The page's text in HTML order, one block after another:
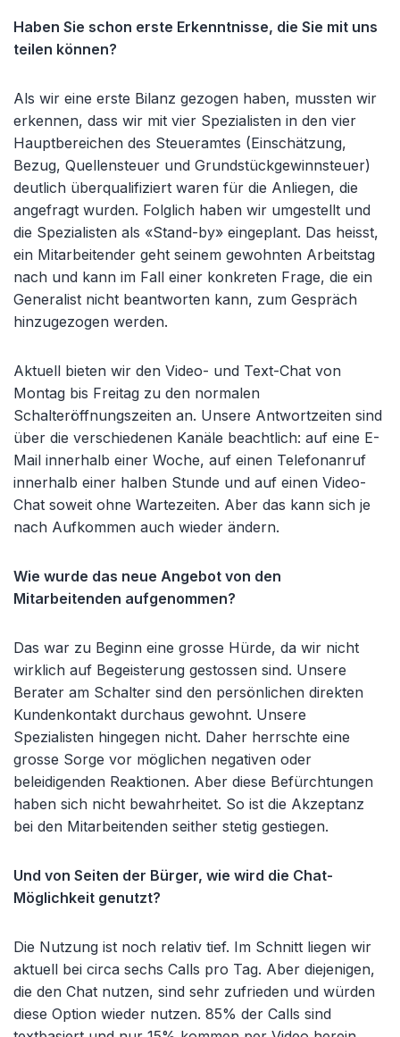
Haben Sie schon erste Erkenntnisse, die Sie mit uns
teilen können?
Als wir eine erste Bilanz gezogen haben, mussten wir
erkennen, dass wir mit vier Spezialisten in den vier
Hauptbereichen des Steueramtes (Einschätzung,
Bezug, Quellensteuer und Grundstückgewinnsteuer)
deutlich überqualifiziert waren für die Anliegen, die
angefragt wurden. Folglich haben wir umgestellt und
die Spezialisten als «Stand-by» eingeplant. Das heisst,
ein Mitarbeitender geht seinem gewohnten Arbeitstag
nach und kann im Fall einer konkreten Frage, die ein
Generalist nicht beantworten kann, zum Gespräch
hinzugezogen werden.
Aktuell bieten wir den Video- und Text-Chat von
Montag bis Freitag zu den normalen
Schalteröffnungszeiten an. Unsere Antwortzeiten sind
über die verschiedenen Kanäle beachtlich: auf eine E-
Mail innerhalb einer Woche, auf einen Telefonanruf
innerhalb einer halben Stunde und auf einen Video-
Chat soweit ohne Wartezeiten. Aber das kann sich je
nach Aufkommen auch wieder ändern.
Wie wurde das neue Angebot von den
Mitarbeitenden aufgenommen?
Das war zu Beginn eine grosse Hürde, da wir nicht
wirklich auf Begeisterung gestossen sind. Unsere
Berater am Schalter sind den persönlichen direkten
Kundenkontakt durchaus gewohnt. Unsere
Spezialisten hingegen nicht. Daher herrschte eine
grosse Sorge vor möglichen negativen oder
beleidigenden Reaktionen. Aber diese Befürchtungen
haben sich nicht bewahrheitet. So ist die Akzeptanz
bei den Mitarbeitenden seither stetig gestiegen.
Und von Seiten der Bürger, wie wird die Chat-
Möglichkeit genutzt?
Die Nutzung ist noch relativ tief. Im Schnitt liegen wir
aktuell bei circa sechs Calls pro Tag. Aber diejenigen,
die den Chat nutzen, sind sehr zufrieden und würden
diese Option wieder nutzen. 85% der Calls sind